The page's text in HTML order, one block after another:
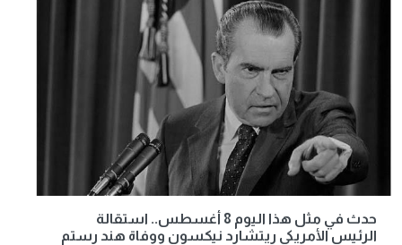
حدث في مثل هذا اليوم 8 أغسطس.. استقالة
الرئيس الأمريكي ريتشارد نيكسون ووفاة هند رستم